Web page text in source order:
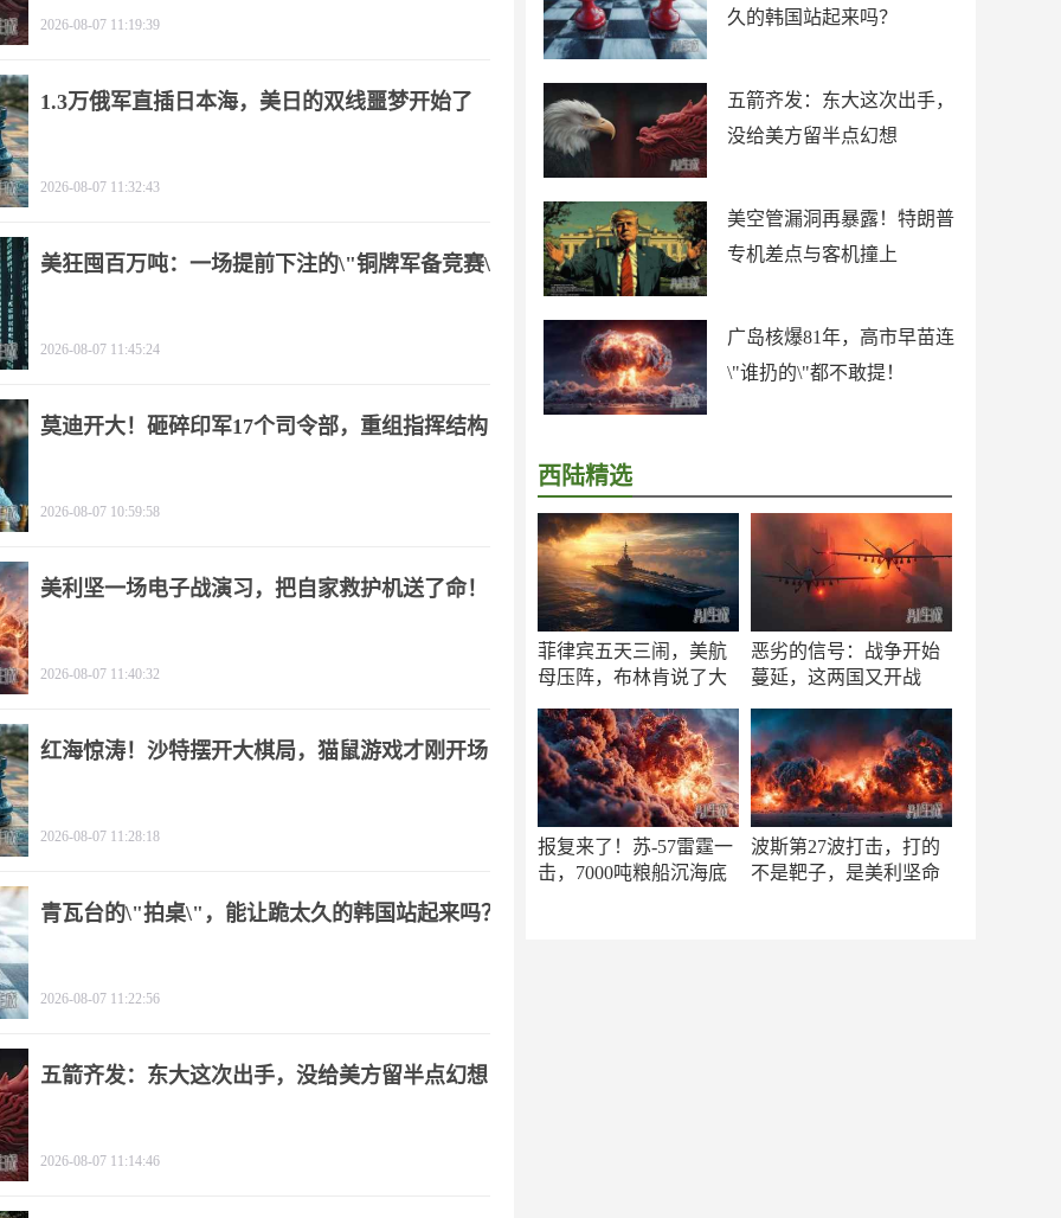
久的韩国站起来吗？
五箭齐发：东大这次出手，
没给美方留半点幻想
美空管漏洞再暴露！特朗普
专机差点与客机撞上
广岛核爆81年，高市早苗连
\"谁扔的\"都不敢提！
西陆精选
菲律宾五天三闹，美航
母压阵，布林肯说了大
恶劣的信号：战争开始
蔓延，这两国又开战
报复来了！苏-57雷霆一
击，7000吨粮船沉海底
波斯第27波打击，打的
不是靶子，是美利坚命
2026-08-07 11:19:39
1.3万俄军直插日本海，美日的双线噩梦开始了
2026-08-07 11:32:43
美狂囤百万吨：一场提前下注的\"铜牌军备竞赛\"
2026-08-07 11:45:24
莫迪开大！砸碎印军17个司令部，重组指挥结构
2026-08-07 10:59:58
美利坚一场电子战演习，把自家救护机送了命！
2026-08-07 11:40:32
红海惊涛！沙特摆开大棋局，猫鼠游戏才刚开场
2026-08-07 11:28:18
青瓦台的\"拍桌\"，能让跪太久的韩国站起来吗？
2026-08-07 11:22:56
五箭齐发：东大这次出手，没给美方留半点幻想
2026-08-07 11:14:46